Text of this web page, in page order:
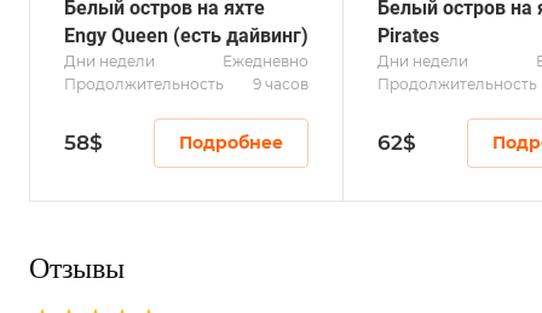
Белый остров на яхте
Engy Queen (есть дайвинг)
Дни недели
Ежедневно
Продолжительность
9 часов
58$ Подробнее
Белый остров на
Pirates
Дни недели
Продолжительность
62$
Отзывы